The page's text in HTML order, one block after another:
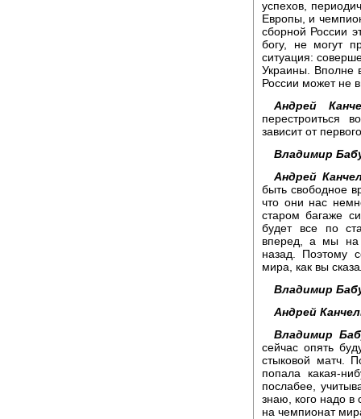
успехов,
Европы, и
сборной России
богу, не могут
ситуация:
Украины. Вполне
России может не
Андрей
перестроиться
зависит от
Владимир
Андрей
быть свободное
что они нас
старом багаже
будет все по
вперед, а мы на
назад. Поэтому
мира, как вы
Владимир
Андрей
Владимир
сейчас опять
стыковой матч.
попала какая-
послабее,
знаю, кого надо в
на чемпионат